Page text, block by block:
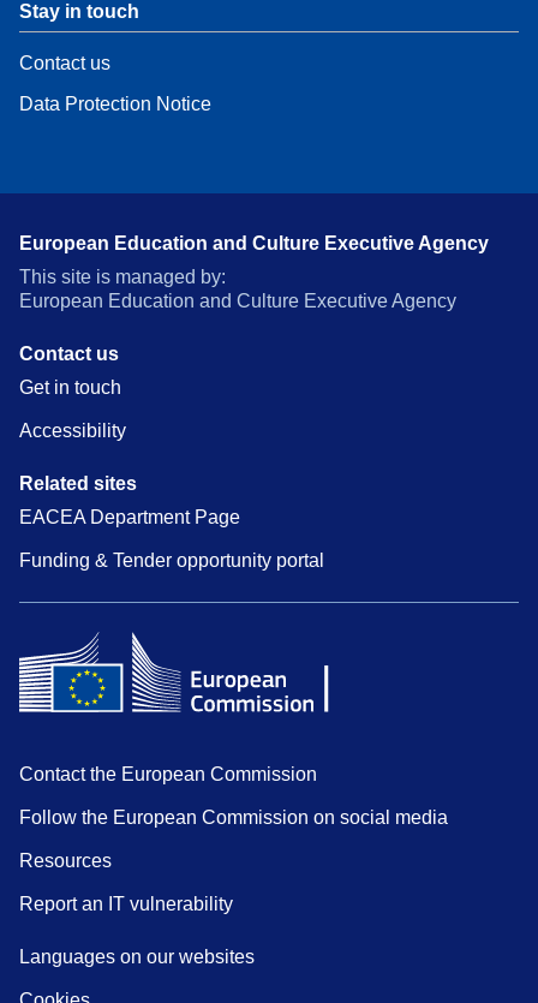
Stay in touch
Contact us
Data Protection Notice
European Education and Culture Executive Agency
This site is managed by:
European Education and Culture Executive Agency
Contact us
Get in touch
Accessibility
Related sites
EACEA Department Page
Funding & Tender opportunity portal
Contact the European Commission
Follow the European Commission on social media
Resources
Report an IT vulnerability
Languages on our websites